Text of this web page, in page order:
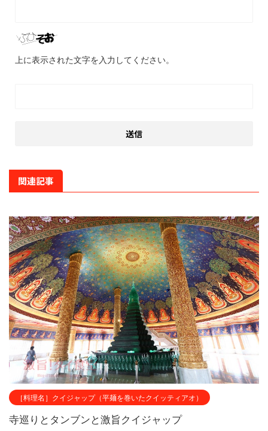
上に表示された文字を入力してください。
関連記事
［料理名］クイジャップ（平麺を巻いたクイッティアオ）
寺巡りとタンブンと激旨クイジャップ